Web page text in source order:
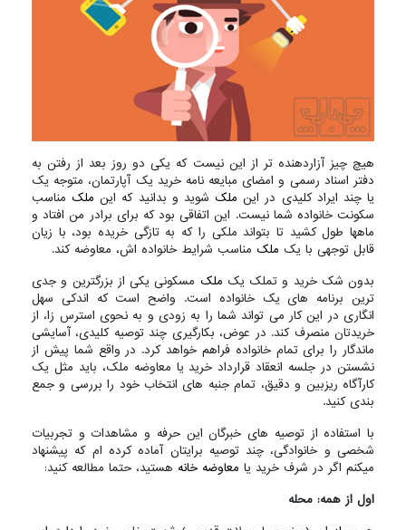
هیچ چیز آزاردهنده تر از این نیست که یکی دو روز بعد از رفتن به
دفتر اسناد رسمی و امضای مبایعه نامه خرید یک آپارتمان، متوجه یک
یا چند ایراد کلیدی در این ملک شوید و بدانید که این ملک مناسب
سکونت خانواده شما نیست. این اتفاقی بود که برای برادر من افتاد و
ماهها طول کشید تا بتواند ملکی را که به تازگی خریده بود، با زیان
قابل توجهی با یک ملک مناسب شرایط خانواده اش، معاوضه کند.
بدون شک خرید و تملک یک ملک مسکونی یکی از بزرگترین و جدی
ترین برنامه های یک خانواده است. واضح است که اندکی سهل
انگاری در این کار می تواند شما را به زودی و به نحوی استرس زا، از
خریدتان منصرف کند. در عوض، بکارگیری چند توصیه کلیدی، آسایشی
ماندگار را برای تمام خانواده فراهم خواهد کرد. در واقع شما پیش از
نشستن در جلسه انعقاد قرارداد خرید یا معاوضه ملک، باید مثل یک
کارآگاه ریزبین و دقیق، تمام جنبه های انتخاب خود را بررسی و جمع
بندی کنید.
با استفاده از توصیه های خبرگان این حرفه و مشاهدات و تجربیات
شخصی و خانوادگی، چند توصیه برایتان آماده کرده ام که پیشنهاد
میکنم اگر در شرف خرید یا معاوضه خانه هستید، حتما مطالعه کنید:
اول از همه: محله